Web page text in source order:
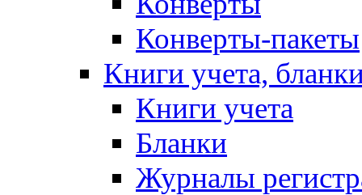
Конверты-пакеты
Книги учета,
Книги учета
Бланки
Журналы